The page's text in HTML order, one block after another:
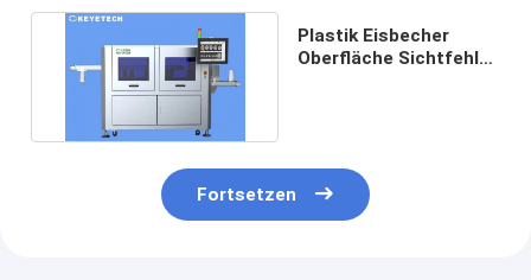
Plastik Eisbecher
Oberfläche Sichtfehler
Fortsetzen